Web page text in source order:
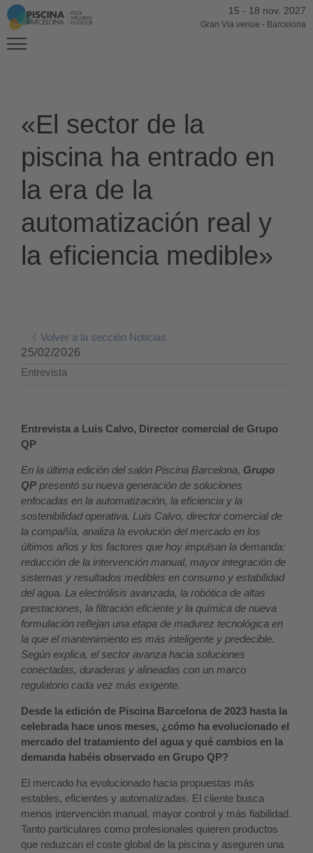
15 - 18 nov. 2027
Gran Via venue - Barcelona
«El sector de la
piscina ha entrado en
la era de la
automatización real y
la eficiencia medible»
Volver a la sección Noticias
25/02/2026
Entrevista
Entrevista a Luis Calvo, Director comercial de Grupo
QP
En la última edición del salón Piscina Barcelona, Grupo
QP presentó su nueva generación de soluciones
enfocadas en la automatización, la eficiencia y la
sostenibilidad operativa. Luis Calvo, director comercial de
la compañía, analiza la evolución del mercado en los
últimos años y los factores que hoy impulsan la demanda:
reducción de la intervención manual, mayor integración de
sistemas y resultados medibles en consumo y estabilidad
del agua. La electrólisis avanzada, la robótica de altas
prestaciones, la filtración eficiente y la química de nueva
formulación reflejan una etapa de madurez tecnológica en
la que el mantenimiento es más inteligente y predecible.
Según explica, el sector avanza hacia soluciones
conectadas, duraderas y alineadas con un marco
regulatorio cada vez más exigente.
Desde la edición de Piscina Barcelona de 2023 hasta la
celebrada hace unos meses, ¿cómo ha evolucionado el
mercado del tratamiento del agua y qué cambios en la
demanda habéis observado en Grupo QP?
El mercado ha evolucionado hacia propuestas más
estables, eficientes y automatizadas. El cliente busca
menos intervención manual, mayor control y más fiabilidad.
Tanto particulares como profesionales quieren productos
que reduzcan el coste global de la piscina y aseguren una